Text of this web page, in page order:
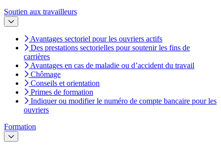
Soutien aux travailleurs
Avantages sectoriel pour les ouvriers actifs
Des prestations sectorielles pour soutenir les fins de
carrières
Avantages en cas de maladie ou d’accident du travail
Chômage
Conseils et orientation
Primes de formation
Indiquer ou modifier le numéro de compte bancaire pour les
ouvriers
Formation